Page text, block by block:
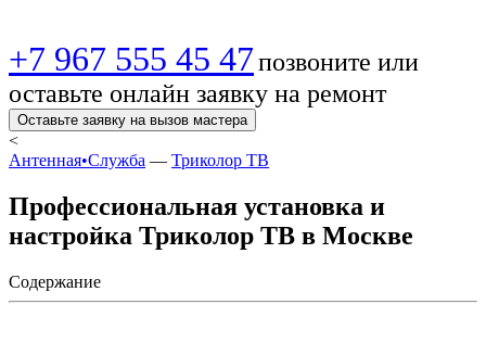
+7 967 555 45 47позвоните или
оставьте онлайн заявку на ремонт
Оставьте заявку на вызов мастера
<
Антенная•Служба — Триколор ТВ
Профессиональная установка и
настройка Триколор ТВ в Москве
Содержание